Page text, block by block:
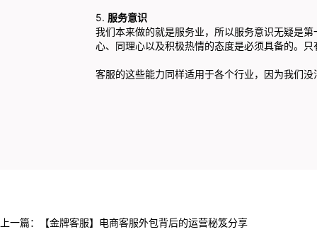
5. 服务意识
我们本来做的就是服务业，所以服务意识无疑是
心、同理心以及积极热情的态度是必须具备的。
客服的这些能力同样适用于各个行业，因为我们
上一篇： 【金牌客服】电商客服外包背后的运营秘笈分享